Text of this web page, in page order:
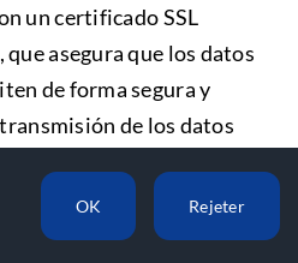
un certificado SSL
que asegura que los datos
de forma segura y
de los datos
cifrada o
OK Rejeter